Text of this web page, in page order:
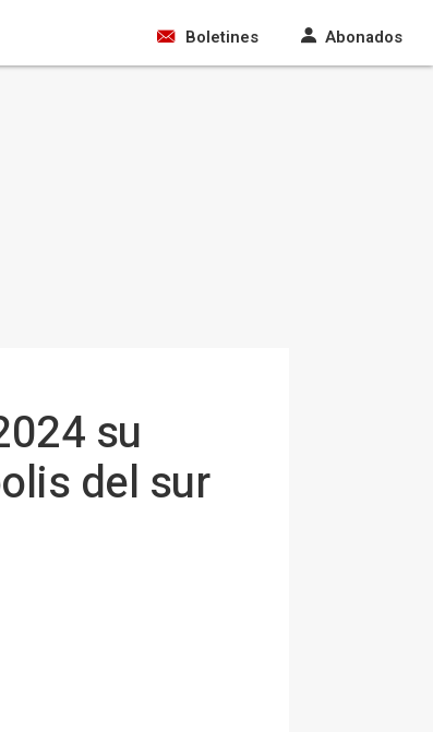
Boletines Abonados
su
del sur